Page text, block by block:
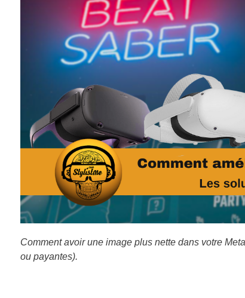
Comment avoir une image plus nette dans votre
ou payantes).